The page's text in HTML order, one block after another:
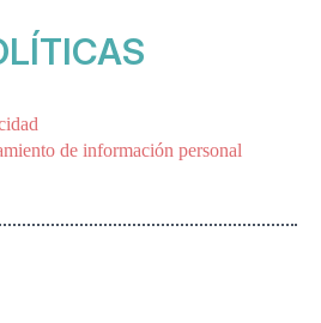
de información personal